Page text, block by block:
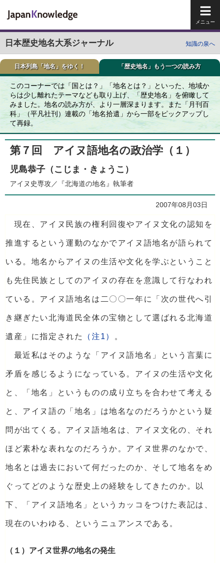
日本歴史地名大系ジャーナル 知識の泉へ
日本列島「地名」をゆく！ 「歴史地名」もう一つの読み方
このコーナーでは「国とは？」「地名とは？」といった、地域か
らは少し離れたテーマなども取り上げ、「歴史地名」を俯瞰して
みました。地名の読み方が、より一層深まります。また「月刊百
科」（平凡社刊）連載の「地名拾遺」から一部をピックアップし
て再録。
第７回 アイヌ語地名の政治学（１）
児島恭子（こじま・きょうこ）
アイヌ史専攻／『北海道の地名』執筆者
2007年08月03日
現在、アイヌ民族の権利回復やアイヌ文化の認知を
推進するという運動のなかでアイヌ語地名が語られて
いる。地名からアイヌの生活や文化を学ぶということ
も先住民族としてのアイヌの存在を意識して行なわれ
ている。アイヌ語地名は二〇〇一年に「次の世代へ引
き継ぎたい北海道民全体の宝物として選ばれる北海道
遺産」に指定された （注1） 。
最近私はそのような「アイヌ語地名」という言葉に
矛盾を感じるようになっている。アイヌの生活や文化
と、「地名」というものの成り立ちを合わせて考える
と、アイヌ語の「地名」は地名なのだろうかという疑
問が出てくる。アイヌ語地名は、アイヌ文化の、それ
ほど素朴な表れなのだろうか。アイヌ世界のなかで、
地名とは過去において何だったのか、そして地名をめ
ぐってどのような歴史上の経験をしてきたのか。以
下、「アイヌ語地名」というカッコをつけた表記は、
現在のいわゆる、というニュアンスである。
（１）アイヌ世界の地名の発生